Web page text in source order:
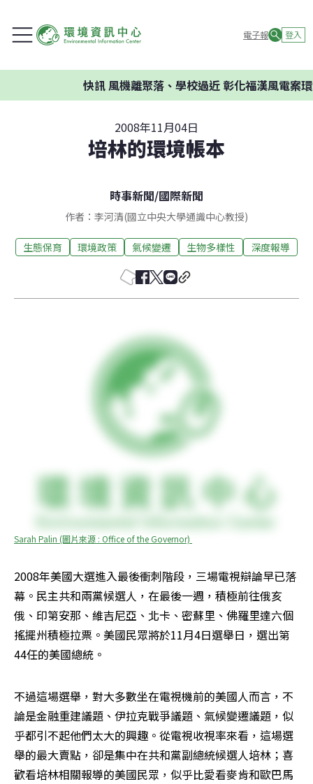
電子報 登入
風機離聚落、學校過近 彰化福漢風電案環委
2008年11月04日
培林的環境帳本
時事新聞/國際新聞
作者：李河清(國立中央大學通識中心教授)
生態保育 環境政策 氣候變遷 生物多樣性 深度報導
Sarah Palin (圖片來源 : Office of the Governor)
2008年美國大選進入最後衝刺階段，三場電視辯論早已落
幕。民主共和兩黨候選人，在最後一週，積極前往俄亥
俄、印第安那、維吉尼亞、北卡、密蘇里、佛羅里達六個
搖擺州積極拉票。美國民眾將於11月4日選舉日，選出第
44任的美國總統。
不過這場選舉，對大多數坐在電視機前的美國人而言，不
論是金融重建議題、伊拉克戰爭議題、氣候變遷議題，似
乎都引不起他們太大的興趣。從電視收視率來看，這場選
舉的最大賣點，卻是集中在共和黨副總統候選人培林；喜
歡看培林相關報導的美國民眾，似乎比愛看麥肯和歐巴馬